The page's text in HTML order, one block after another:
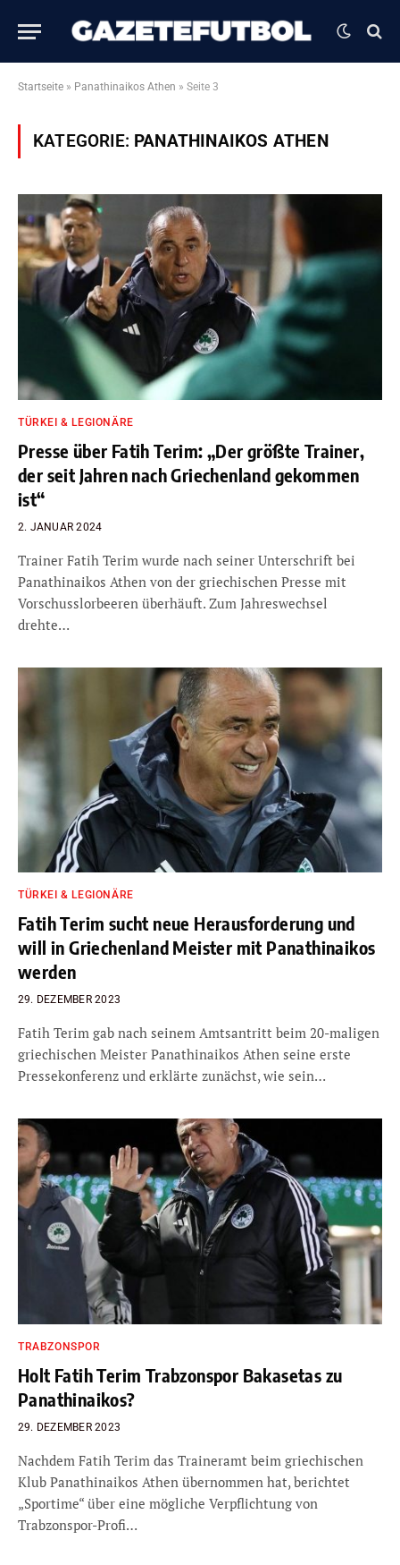
Startseite » Panathinaikos Athen » Seite 3
KATEGORIE: PANATHINAIKOS ATHEN
TÜRKEI & LEGIONÄRE
Presse über Fatih Terim: „Der größte Trainer,
der seit Jahren nach Griechenland gekommen
ist“
2. JANUAR 2024
Trainer Fatih Terim wurde nach seiner Unterschrift bei
Panathinaikos Athen von der griechischen Presse mit
Vorschusslorbeeren überhäuft. Zum Jahreswechsel
drehte…
TÜRKEI & LEGIONÄRE
Fatih Terim sucht neue Herausforderung und
will in Griechenland Meister mit Panathinaikos
werden
29. DEZEMBER 2023
Fatih Terim gab nach seinem Amtsantritt beim 20-maligen
griechischen Meister Panathinaikos Athen seine erste
Pressekonferenz und erklärte zunächst, wie sein…
TRABZONSPOR
Holt Fatih Terim Trabzonspor Bakasetas zu
Panathinaikos?
29. DEZEMBER 2023
Nachdem Fatih Terim das Traineramt beim griechischen
Klub Panathinaikos Athen übernommen hat, berichtet
„Sportime“ über eine mögliche Verpflichtung von
Trabzonspor-Profi…